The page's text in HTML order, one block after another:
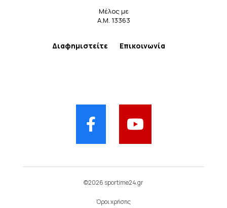
Μέλος με
Α.Μ. 13363
Διαφημιστείτε Επικοινωνία
©2026 sportime24.gr
Όροι χρήσης